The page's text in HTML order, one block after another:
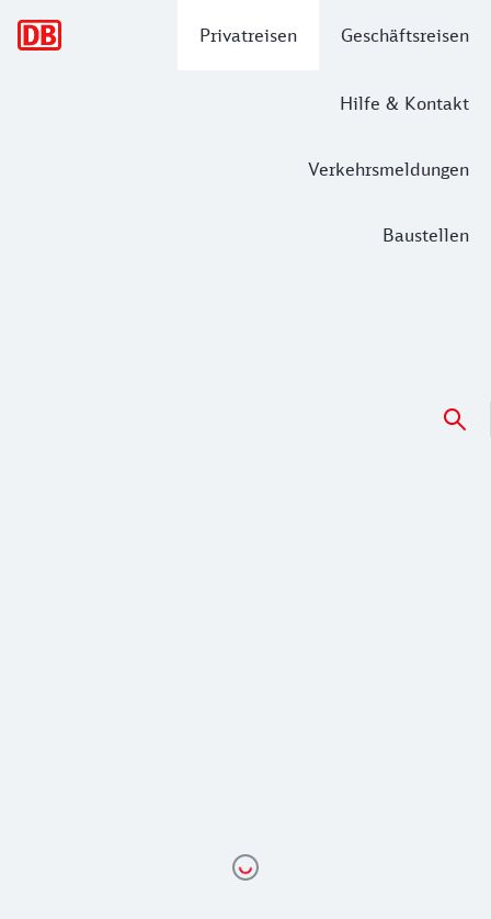
Privatreisen Geschäftsreisen
Hilfe & Kontakt
Verkehrsmeldungen
Baustellen